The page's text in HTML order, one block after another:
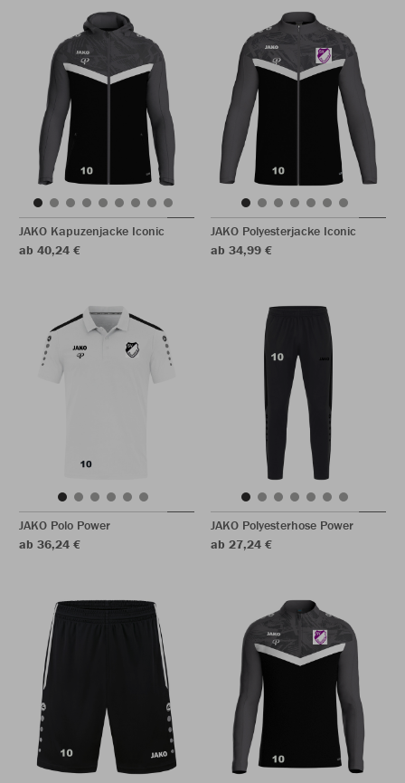
JAKO Kapuzenjacke Iconic
ab 40,24 €
JAKO Polyesterjacke Iconic
ab 34,99 €
JAKO Polo Power
ab 36,24 €
JAKO Polyesterhose Power
ab 27,24 €